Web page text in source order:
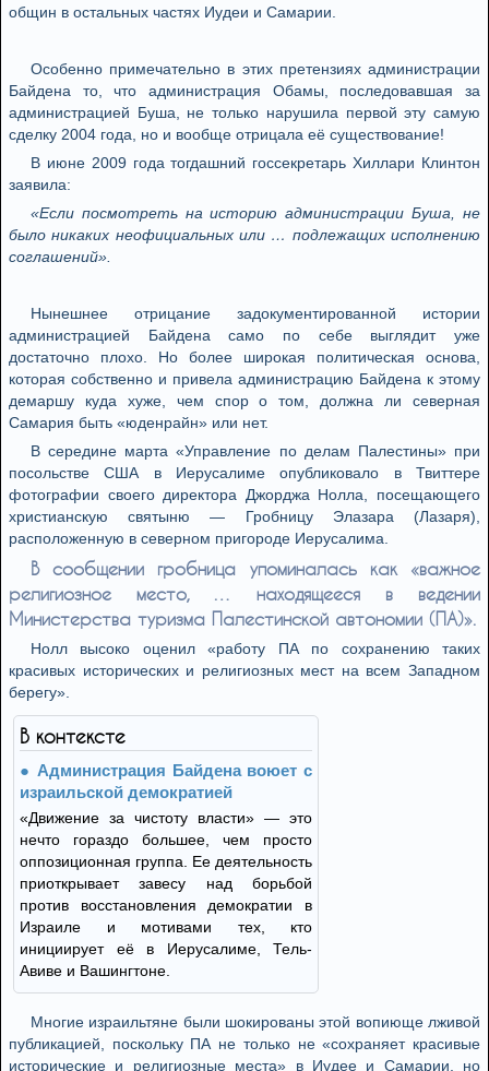
общин в остальных частях Иудеи и Самарии.
Особенно примечательно в этих претензиях администрации
Байдена то, что администрация Обамы, последовавшая за
администрацией Буша, не только нарушила первой эту самую
сделку 2004 года, но и вообще отрицала её существование!
В июне 2009 года тогдашний госсекретарь Хиллари Клинтон
заявила:
«Если посмотреть на историю администрации Буша, не
было никаких неофициальных или … подлежащих исполнению
соглашений».
Нынешнее отрицание задокументированной истории
администрацией Байдена само по себе выглядит уже
достаточно плохо. Но более широкая политическая основа,
которая собственно и привела администрацию Байдена к этому
демаршу куда хуже, чем спор о том, должна ли северная
Самария быть «юденрайн» или нет.
В середине марта «Управление по делам Палестины» при
посольстве США в Иерусалиме опубликовало в Твиттере
фотографии своего директора Джорджа Нолла, посещающего
христианскую святыню — Гробницу Элазара (Лазаря),
расположенную в северном пригороде Иерусалима.
В сообщении гробница упоминалась как «важное
религиозное место, … находящееся в ведении
Министерства туризма Палестинской автономии (ПА)».
Нолл высоко оценил «работу ПА по сохранению таких
красивых исторических и религиозных мест на всем Западном
берегу».
В контексте
Администрация Байдена воюет с
израильской демократией
«Движение за чистоту власти» — это
нечто гораздо большее, чем просто
оппозиционная группа. Ее деятельность
приоткрывает завесу над борьбой
против восстановления демократии в
Израиле и мотивами тех, кто
инициирует её в Иерусалиме, Тель-
Авиве и Вашингтоне.
Многие израильтяне были шокированы этой вопиюще лживой
публикацией, поскольку ПА не только не «сохраняет красивые
исторические и религиозные места» в Иудее и Самарии, но